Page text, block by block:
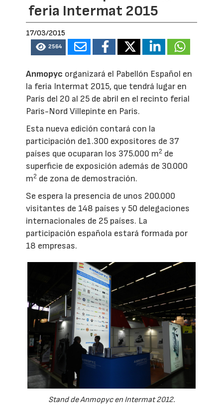
feria Intermat 2015
17/03/2015
2564
Anmopyc organizará el Pabellón Español en
la feria Intermat 2015, que tendrá lugar en
París del 20 al 25 de abril en el recinto ferial
Paris-Nord Villepinte en Paris.
Esta nueva edición contará con la
participación de1.300 expositores de 37
países que ocuparan los 375.000 m2 de
superficie de exposición además de 30.000
m2 de zona de demostración.
Se espera la presencia de unos 200.000
visitantes de 148 países y 50 delegaciones
internacionales de 25 países. La
participación española estará formada por
18 empresas.
Stand de Anmopyc en Intermat 2012.